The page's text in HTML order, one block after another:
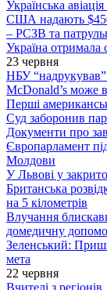
Українська
США надають $450
– РСЗВ та
Україна отримала
23 червня
НБУ “надрукував”
McDonald’s може
Перші
Суд заборонив
Документи про
Європарламент
Молдови
У Львові у
Британська
на 5 кілометрів
Влучання
домедичну
Зеленський:
мета
22 червня